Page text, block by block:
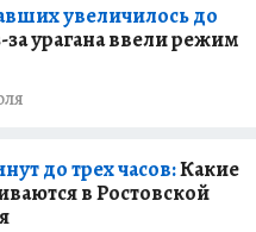
увеличилось до
за урагана ввели режим
до трех часов:Какие
в Ростовской